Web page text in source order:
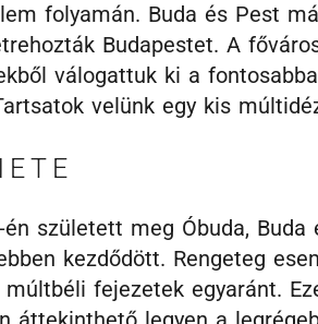
folyamán. Buda és Pest
Budapestet. A
válogattuk ki a
velünk egy kis
született meg Óbuda, Buda
kezdődött. Rengeteg
fejezetek egyaránt.